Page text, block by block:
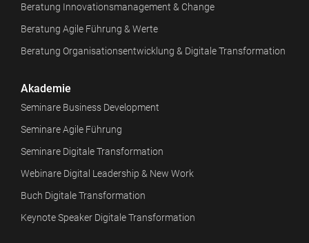
Beratung Innovationsmanagement & Change
Beratung Agile Führung & Werte
Beratung Organisationsentwicklung & Digitale Transformation
Akademie
Seminare Business Development
Seminare Agile Führung
Seminare Digitale Transformation
Webinare Digital Leadership & New Work
Buch Digitale Transformation
Keynote Speaker Digitale Transformation